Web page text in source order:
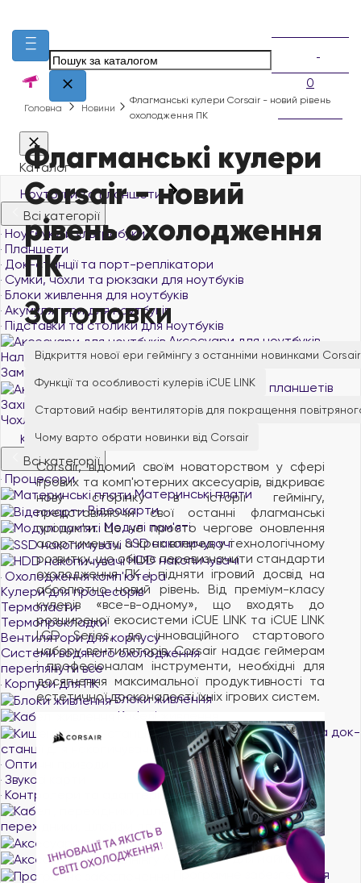
0
Каталог
Ноутбуки та планшети
Всі категорії
Ноутбуки й ультрабуки
Планшети
Док-станції та порт-реплікатори
Сумки, чохли та рюкзаки для ноутбуків
Блоки живлення для ноутбуків
Акумулятори для ноутбуків
Підставки та столики для ноутбуків
Аксесуари для ноутбуків
Наліпки на клавіатуру
Замки для ноутбуків
Аксесуари для планшетів
Захисні плівки та скло для планшетів
Чохли та обкладинки для планшетів
Комплектуючі для ПК
Всі категорії
Процесори
Материнські плати
Відеокарти
Модулі пам'яті
SSD накопичувачі
HDD накопичувачі
Охолодження комп'ютера
Кулери для процесорів
Термопасти
Термопрокладки
Вентилятори для корпусу
Системи водяного охолодження
переглянути все
Корпуси для ПК
Блоки живлення
Кабелі живлення
Кишені та док-
станції для накопичувачів
Оптичні приводи
Звукові карти
Контролери та адаптери
Кабелі,
перехідники, шлейфи для ПК
Аксесуари для ПК
Аксесуари для майнінгу
Програмне забезпечення
Головна Новини
Флагманські кулери Corsair - новий рівень
охолодження ПК
Флагманські кулери
Corsair - новий
рівень охолодження
ПК
Заголовки
Відкриття нової ери геймінгу з останніми новинками Corsair
Функції та особливості кулерів iCUE LINK
Стартовий набір вентиляторів для покращення
Чому варто обрати новинки від Corsair
Corsair, відомий своїм новаторством у сфері
ігрових та комп'ютерних аксесуарів, відкриває
нову сторінку в історії геймінгу,
представляючи свої останні флагманські
продукти. Це не просто чергове оновлення
асортименту, а крок вперед у технологічному
розвитку, що обіцяє перевизначити стандарти
охолодження ПК і підняти ігровий досвід на
абсолютно новий рівень. Від преміум-класу
кулерів «все-в-одному», що входять до
розширеної екосистеми iCUE LINK та iCUE LINK
LCD Series, до інноваційного стартового
набору вентиляторів, Corsair надає геймерам
і професіоналам інструменти, необхідні для
досягнення максимальної продуктивності та
естетичної досконалості їхніх ігрових систем.